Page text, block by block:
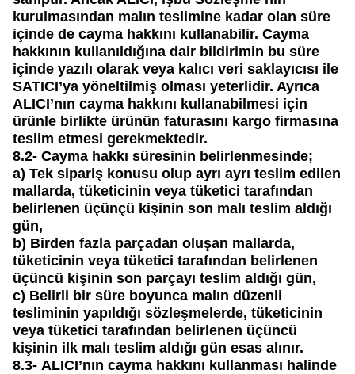
kurulmasından malın teslimine kadar olan süre
içinde de cayma hakkını kullanabilir. Cayma
hakkının kullanıldığına dair bildirimin bu süre
içinde yazılı olarak veya kalıcı veri saklayıcısı ile
SATICI’ya yöneltilmiş olması yeterlidir. Ayrıca
ALICI’nın cayma hakkını kullanabilmesi için
ürünle birlikte ürünün faturasını kargo firmasına
teslim etmesi gerekmektedir.
8.2- Cayma hakkı süresinin belirlenmesinde;
a) Tek sipariş konusu olup ayrı ayrı teslim edilen
mallarda, tüketicinin veya tüketici tarafından
belirlenen üçünçü kişinin son malı teslim aldığı
gün,
b) Birden fazla parçadan oluşan mallarda,
tüketicinin veya tüketici tarafından belirlenen
üçüncü kişinin son parçayı teslim aldığı gün,
c) Belirli bir süre boyunca malın düzenli
tesliminin yapıldığı sözleşmelerde, tüketicinin
veya tüketici tarafından belirlenen üçüncü
kişinin ilk malı teslim aldığı gün esas alınır.
8.3- ALICI’nın cayma hakkını kullanması halinde